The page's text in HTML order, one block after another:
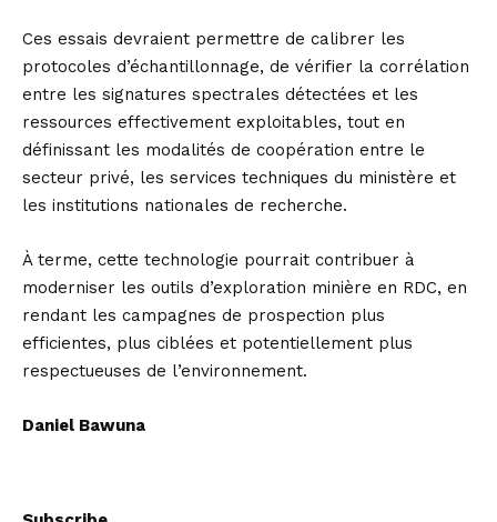
Ces essais devraient permettre de calibrer les
protocoles d’échantillonnage, de vérifier la corrélation
entre les signatures spectrales détectées et les
ressources effectivement exploitables, tout en
définissant les modalités de coopération entre le
secteur privé, les services techniques du ministère et
les institutions nationales de recherche.
À terme, cette technologie pourrait contribuer à
moderniser les outils d’exploration minière en RDC, en
rendant les campagnes de prospection plus
efficientes, plus ciblées et potentiellement plus
respectueuses de l’environnement.
Daniel Bawuna